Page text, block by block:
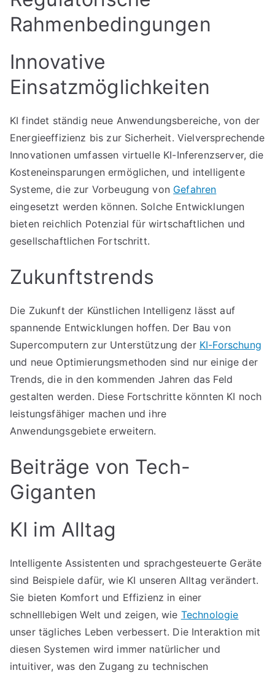
Rahmenbedingungen
Innovative
Einsatzmöglichkeiten
KI findet ständig neue Anwendungsbereiche, von der
Energieeffizienz bis zur Sicherheit. Vielversprechende
Innovationen umfassen virtuelle KI-Inferenzserver, die
Kosteneinsparungen ermöglichen, und intelligente
Systeme, die zur Vorbeugung von Gefahren
eingesetzt werden können. Solche Entwicklungen
bieten reichlich Potenzial für wirtschaftlichen und
gesellschaftlichen Fortschritt.
Zukunftstrends
Die Zukunft der Künstlichen Intelligenz lässt auf
spannende Entwicklungen hoffen. Der Bau von
Supercomputern zur Unterstützung der KI-Forschung
und neue Optimierungsmethoden sind nur einige der
Trends, die in den kommenden Jahren das Feld
gestalten werden. Diese Fortschritte könnten KI noch
leistungsfähiger machen und ihre
Anwendungsgebiete erweitern.
Beiträge von Tech-
Giganten
KI im Alltag
Intelligente Assistenten und sprachgesteuerte Geräte
sind Beispiele dafür, wie KI unseren Alltag verändert.
Sie bieten Komfort und Effizienz in einer
schnelllebigen Welt und zeigen, wie Technologie
unser tägliches Leben verbessert. Die Interaktion mit
diesen Systemen wird immer natürlicher und
intuitiver, was den Zugang zu technischen